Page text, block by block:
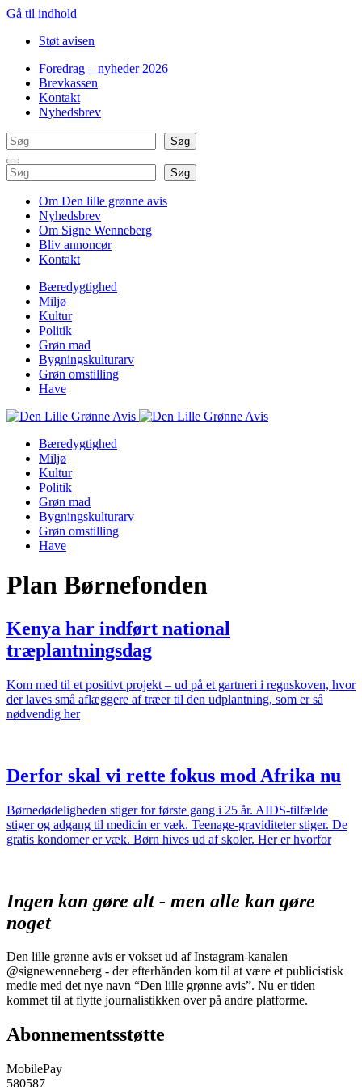
Gå til indhold
Støt avisen
Foredrag – nyheder 2026
Brevkassen
Kontakt
Nyhedsbrev
Søg
Søg
Søg Søg
Om Den lille grønne avis
Nyhedsbrev
Om Signe Wenneberg
Bliv annoncør
Kontakt
Bæredygtighed
Miljø
Kultur
Politik
Grøn mad
Bygningskulturarv
Grøn omstilling
Have
Bæredygtighed
Miljø
Kultur
Politik
Grøn mad
Bygningskulturarv
Grøn omstilling
Have
Plan Børnefonden
Kenya har indført national
træplantningsdag
Kom med til et positivt projekt – ud på et gartneri i regnskoven, hvor
der laves små aflæggere af træer til den udplantning, som er så
nødvendig her
Derfor skal vi rette fokus mod Afrika nu
Børnedødeligheden stiger for første gang i 25 år. AIDS-tilfælde
stiger og adgang til medicin er væk. Teenage-graviditeter stiger. De
gratis kondomer er væk. Børn hives ud af skoler. Her er hvorfor
Ingen kan gøre alt - men alle kan gøre
noget
Den lille grønne avis er vokset ud af Instagram-kanalen
@signewenneberg - der efterhånden kom til at være et publicistisk
medie med det nye navn “Den lille grønne avis”. Nu er tiden
kommet til at flytte journalistikken over på andre platforme.
Abonnementsstøtte
MobilePay
580587